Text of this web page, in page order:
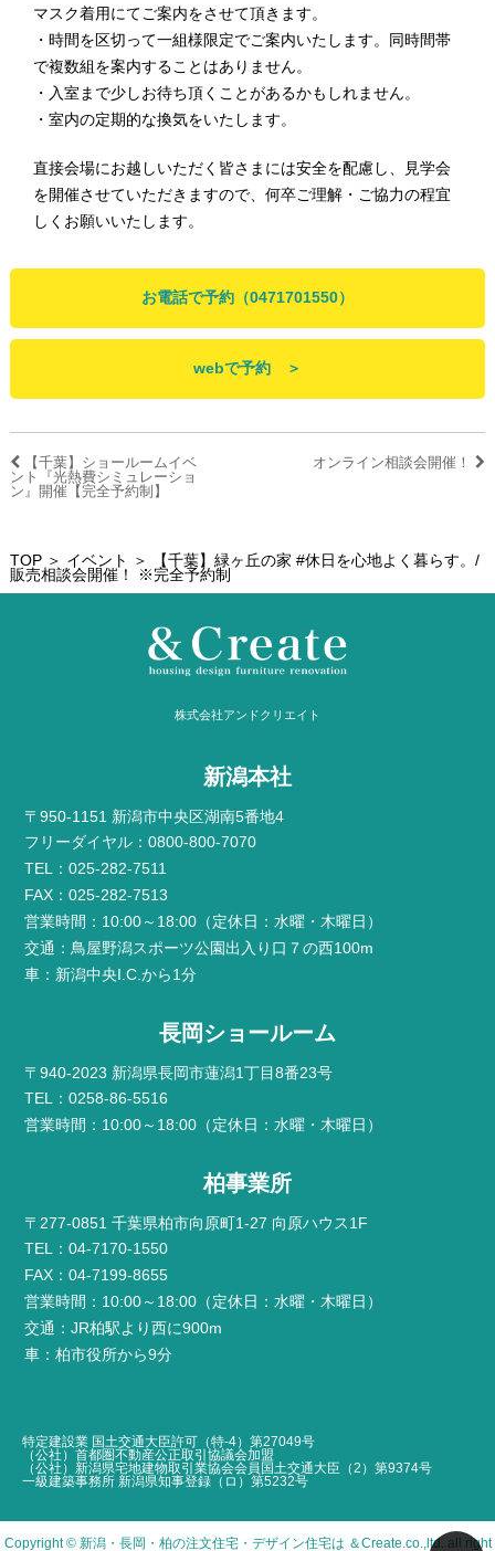
マスク着用にてご案内をさせて頂きます。
・時間を区切って一組様限定でご案内いたします。同時間帯
で複数組を案内することはありません。
・入室まで少しお待ち頂くことがあるかもしれません。
・室内の定期的な換気をいたします。
直接会場にお越しいただく皆さまには安全を配慮し、見学会
を開催させていただきますので、何卒ご理解・ご協力の程宜
しくお願いいたします。
お電話で予約（0471701550）
webで予約 ＞
【千葉】ショールームイベ
ント『光熱費シミュレーショ
ン』開催【完全予約制】
オンライン相談会開催！
TOP＞ イベント
＞ 【千葉】緑ヶ丘の家 #休日を心地よく暮らす。/
販売相談会開催！ ※完全予約制
株式会社アンドクリエイト
新潟本社
〒950-1151 新潟市中央区湖南5番地4
フリーダイヤル：0800-800-7070
TEL：025-282-7511
FAX：025-282-7513
営業時間：10:00～18:00（定休日：水曜・木曜日）
交通：鳥屋野潟スポーツ公園出入り口７の西100m
車：新潟中央I.C.から1分
長岡ショールーム
〒940-2023 新潟県長岡市蓮潟1丁目8番23号
TEL：0258-86-5516
営業時間：10:00～18:00（定休日：水曜・木曜日）
柏事業所
〒277-0851 千葉県柏市向原町1-27 向原ハウス1F
TEL：04-7170-1550
FAX：04-7199-8655
営業時間：10:00～18:00（定休日：水曜・木曜日）
交通：JR柏駅より西に900m
車：柏市役所から9分
特定建設業 国土交通大臣許可（特-4）第27049号
（公社）首都圏不動産公正取引協議会加盟
（公社）新潟県宅地建物取引業協会会員国土交通大臣（2）第9374号
一級建築事務所 新潟県知事登録（ロ）第5232号
Copyright © 新潟・長岡・柏の注文住宅・デザイン住宅は ＆Create.co.,ltd. all right